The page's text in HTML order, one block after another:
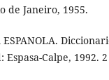
de Janeiro, 1955.
ESPANOLA.
Calpe, 1992. 2